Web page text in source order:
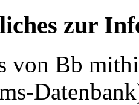
zur
von Bb